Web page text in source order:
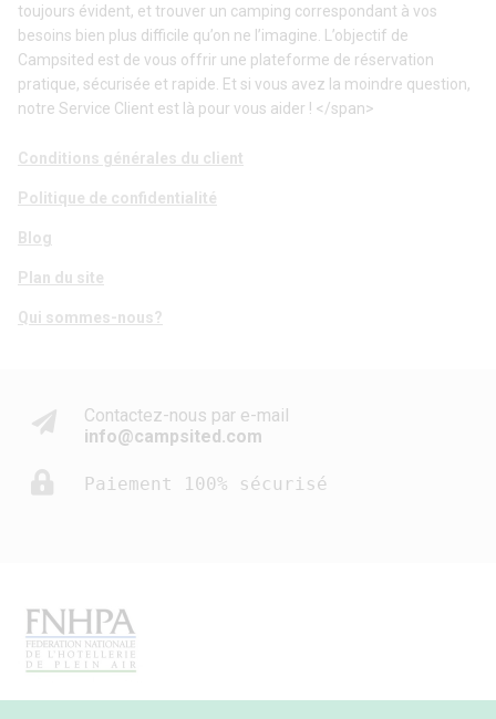
toujours évident, et trouver un camping correspondant à vos
besoins bien plus difficile qu’on ne l’imagine. L’objectif de
Campsited est de vous offrir une plateforme de réservation
pratique, sécurisée et rapide. Et si vous avez la moindre question,
notre Service Client est là pour vous aider ! </span>
Conditions générales du client
Politique de confidentialité
Blog
Plan du site
Qui sommes-nous?
Contactez-nous par e-mail
info@campsited.com
Paiement 100% sécurisé